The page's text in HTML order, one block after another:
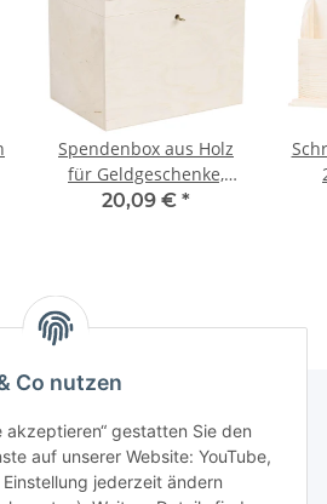
Co nutzen
akzeptieren“ gestatten Sie den
auf unserer Website: YouTube,
jederzeit ändern
Spendenbox aus Holz
für Geldgeschenke,
29 × 20 × 22 cm
20,09 € *